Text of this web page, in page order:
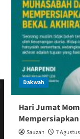
Dakwah
Hari Jumat
Sauzan 7